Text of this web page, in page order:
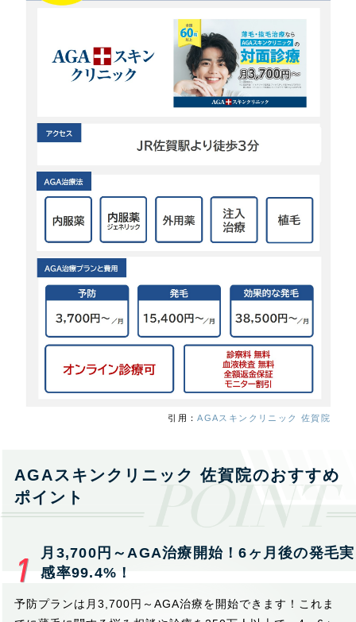
引用：AGAスキンクリニック 佐賀院
AGAスキンクリニック 佐賀院のおすすめ
ポイント
月3,700円～AGA治療開始！6ヶ月後の発毛実
感率99.4%！
予防プランは月3,700円～AGA治療を開始できます！これま